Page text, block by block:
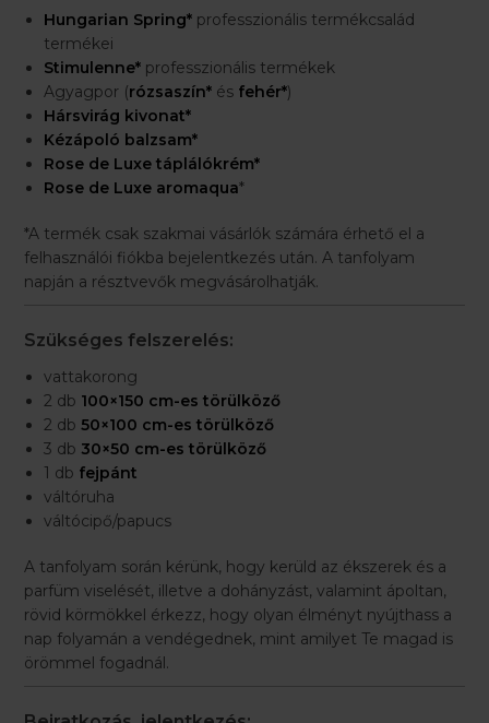
Hungarian Spring* professzionális termékcsalád
termékei
Stimulenne* professzionális termékek
Agyagpor (rózsaszín* és fehér*)
Hársvirág kivonat*
Kézápoló balzsam*
Rose de Luxe táplálókrém*
Rose de Luxe aromaqua*
*A termék csak szakmai vásárlók számára érhető el a
felhasználói fiókba bejelentkezés után. A tanfolyam
napján a résztvevők megvásárolhatják.
Szükséges felszerelés:
vattakorong
2 db 100×150 cm-es törülköző
2 db 50×100 cm-es törülköző
3 db 30×50 cm-es törülköző
1 db fejpánt
váltóruha
váltócipő/papucs
A tanfolyam során kérünk, hogy kerüld az ékszerek és a
parfüm viselését, illetve a dohányzást, valamint ápoltan,
rövid körmökkel érkezz, hogy olyan élményt nyújthass a
nap folyamán a vendégednek, mint amilyet Te magad is
örömmel fogadnál.